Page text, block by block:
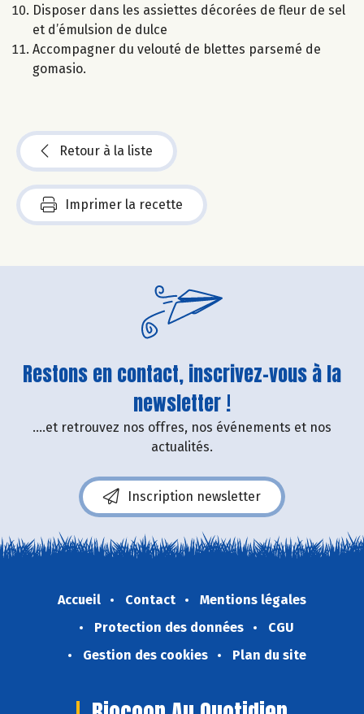
Disposer dans les assiettes décorées de fleur de sel
et d’émulsion de dulce
Accompagner du velouté de blettes parsemé de
gomasio.
Retour à la liste
Imprimer la recette
Restons en contact, inscrivez-vous à la
newsletter !
....et retrouvez nos offres, nos événements et nos
actualités.
Inscription newsletter
Accueil Contact
Mentions légales
Protection des données
CGU
Gestion des cookies
Plan du site